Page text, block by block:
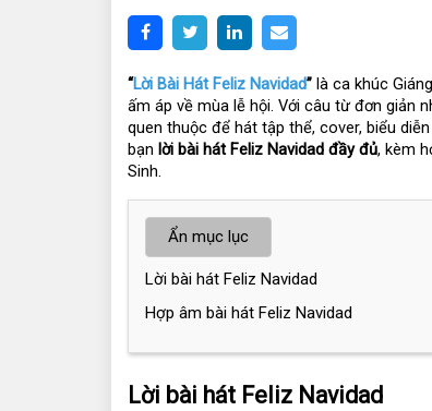
“Lời Bài Hát Feliz Navidad” là ca khúc
ấm áp về mùa lễ hội. Với câu từ đơn giản
quen thuộc để hát tập thể, cover, biểu
bạn lời bài hát Feliz Navidad đầy đủ, kèm
Sinh.
Ẩn mục lục
Lời bài hát Feliz Navidad
Hợp âm bài hát Feliz Navidad
Lời bài hát Feliz Navidad